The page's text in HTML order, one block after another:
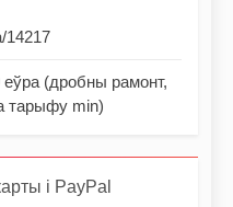
14217
(дробны рамонт,
тарыфу min)
і PayPal